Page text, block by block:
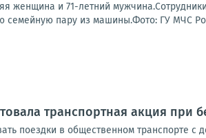
женщина и 71-летний
семейную пару из машины.Фото: ГУ МЧС
транспортная акция при
поездки в общественном транспорте с